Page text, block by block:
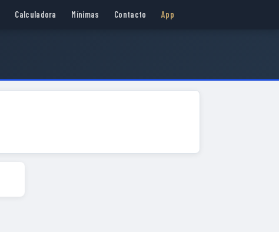
Calculadora Mínimas Contacto App